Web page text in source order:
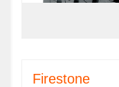
Firestone